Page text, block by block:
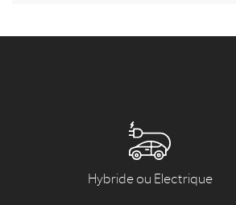
Hybride ou Electrique